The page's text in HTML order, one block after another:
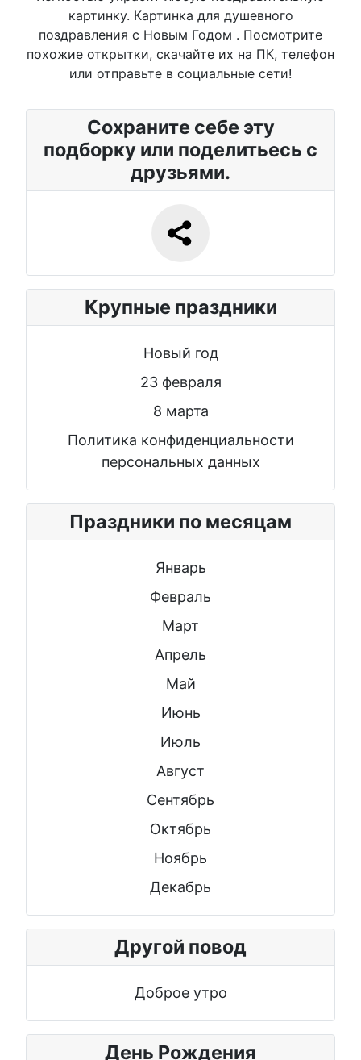
картинку. Картинка для душевного
поздравления с Новым Годом . Посмотрите
похожие открытки, скачайте их на ПК, телефон
или отправьте в социальные сети!
Сохраните себе эту
подборку или поделитьесь с
друзьями.
Крупные праздники
Новый год
23 февраля
8 марта
Политика конфиденциальности
персональных данных
Праздники по месяцам
Январь
Февраль
Март
Апрель
Май
Июнь
Июль
Август
Сентябрь
Октябрь
Ноябрь
Декабрь
Другой повод
Доброе утро
День Рождения